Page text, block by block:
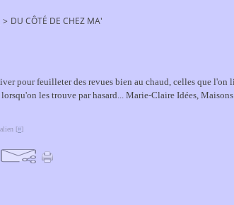
> DU CÔTÉ DE CHEZ MA'
pour feuilleter des revues bien au chaud, celles que l'on
les trouve par hasard... Marie-Claire Idées,
[#]